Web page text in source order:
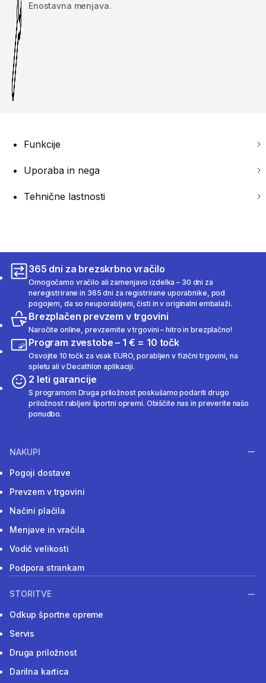
Enostavna menjava.
Funkcije
Uporaba in nega
Tehnične lastnosti
365 dni za brezskrbno vračilo
Omogočamo vračilo ali zamenjavo izdelka – 30 dni za
neregistrirane in 365 dni za registrirane uporabnike, pod
pogojem, da so neuporabljeni, čisti in v originalni embalaži.
Brezplačen prevzem v trgovini
Naročite online, prevzemite v trgovini – hitro in brezplačno!
Program zvestobe – 1 € = 10 točk
Osvojite 10 točk za vsak EURO, porabljen v fizični trgovini, na
spletu ali v Decathlon aplikaciji.
2 leti garancije
S programom Druga priložnost poskušamo podariti drugo
priložnost rabljeni športni opremi. Obiščite nas in preverite našo
ponudbo.
NAKUPI
Pogoji dostave
Prevzem v trgovini
Načini plačila
Menjave in vračila
Vodič velikosti
Podpora strankam
STORITVE
Odkup športne opreme
Servis
Druga priložnost
Darilna kartica